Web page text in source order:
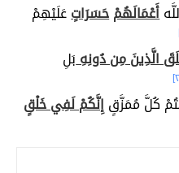
أَعْمَالَهُمْحَسَرَاتٍعَلَيْهِمْ
الَّذِينَ مِن دُونِهِبَلِ
كُلَّ مُمَزَّقٍإِنَّكُمْ لَفِي خَلْقٍ